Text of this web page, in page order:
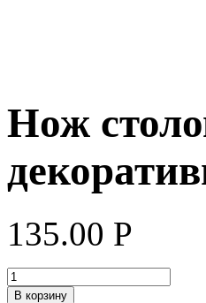
Нож
135.00 Р
В корзину